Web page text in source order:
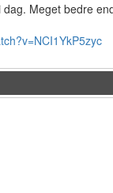
Meget bedre